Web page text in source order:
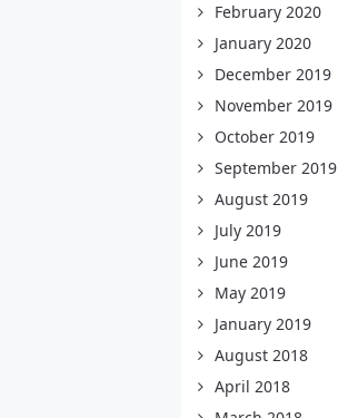
February 2020
January 2020
December 2019
November 2019
October 2019
September 2019
August 2019
July 2019
June 2019
May 2019
January 2019
August 2018
April 2018